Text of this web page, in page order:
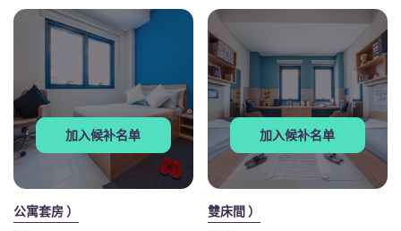
Italian
Portuguese
加入候补名单
公寓套房 ）
加入候补名单
雙床間 ）